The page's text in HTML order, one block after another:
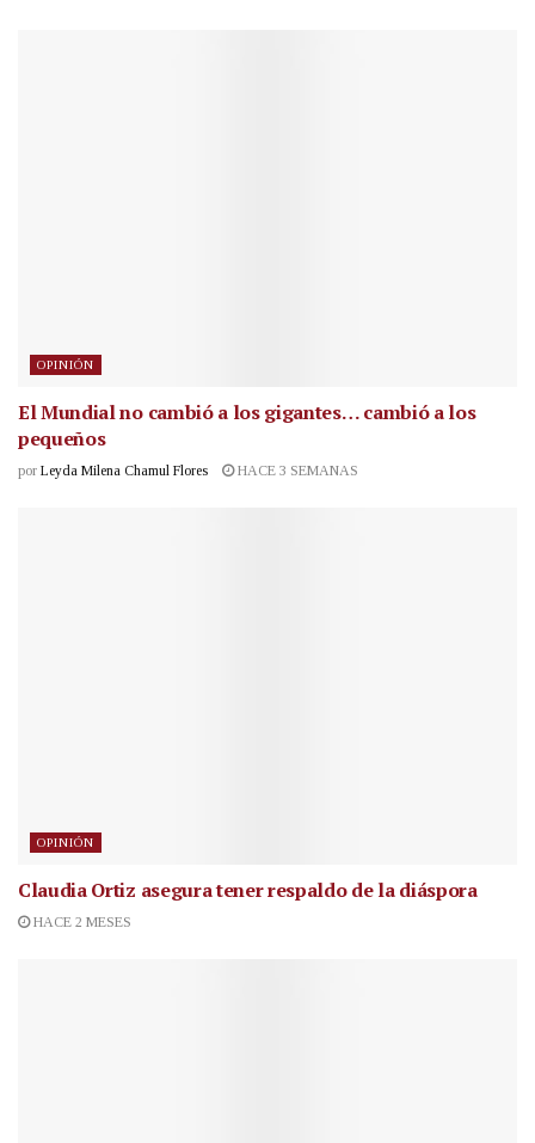
OPINIÓN
El Mundial no cambió a los gigantes… cambió a los
pequeños
por Leyda Milena Chamul Flores HACE 3 SEMANAS
OPINIÓN
Claudia Ortiz asegura tener respaldo de la diáspora
HACE 2 MESES